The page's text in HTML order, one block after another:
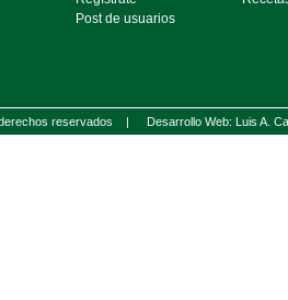
Post de usuarios
derechos reservados | Desarrollo Web: Luis